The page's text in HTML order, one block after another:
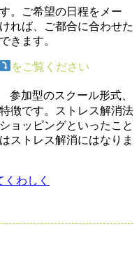
。ご希望の日程をメー
れば、ご都合に合わせた
きます。
をご覧ください
加型のスクール形式、
徴です。ストレス解消法
ョッピングといったこと
ストレス解消にはなりま
わしく